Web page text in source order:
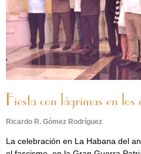
Fiesta con lágrimas en los
Ricardo R. Gómez Rodríguez
La celebración en La Habana del